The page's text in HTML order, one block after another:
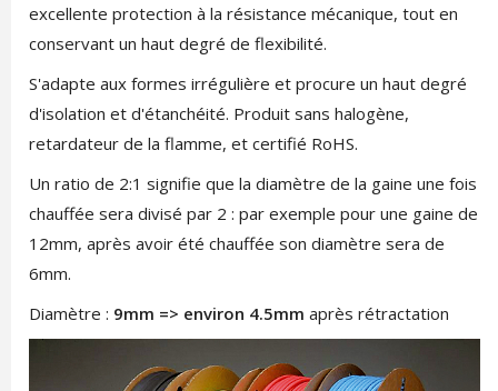
excellente protection à la résistance mécanique, tout en
conservant un haut degré de flexibilité.
S'adapte aux formes irrégulière et procure un haut degré
d'isolation et d'étanchéité. Produit sans halogène,
retardateur de la flamme, et certifié RoHS.
Un ratio de 2:1 signifie que la diamètre de la gaine une fois
chauffée sera divisé par 2 : par exemple pour une gaine de
12mm, après avoir été chauffée son diamètre sera de
6mm.
Diamètre : 9mm => environ 4.5mm après rétractation